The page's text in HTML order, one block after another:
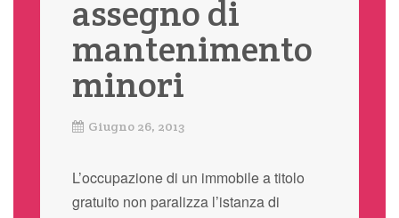
assegno di
mantenimento
minori
Giugno 26, 2013
L’occupazione di un immobile a titolo
gratuito non paralizza l’istanza di